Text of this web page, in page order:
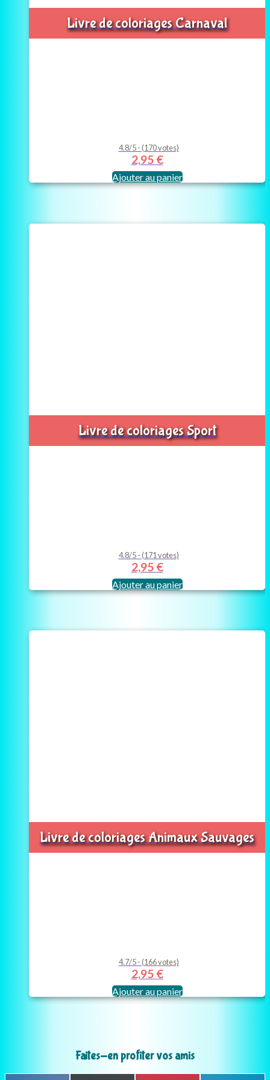
Livre de coloriages Carnaval
4.8/5 - (170 votes)
2,95 €
Ajouter au panier
Livre de coloriages Sport
4.8/5 - (171 votes)
2,95 €
Ajouter au panier
Livre de coloriages Animaux Sauvages
4.7/5 - (166 votes)
2,95 €
Ajouter au panier
Faites-en profiter vos amis